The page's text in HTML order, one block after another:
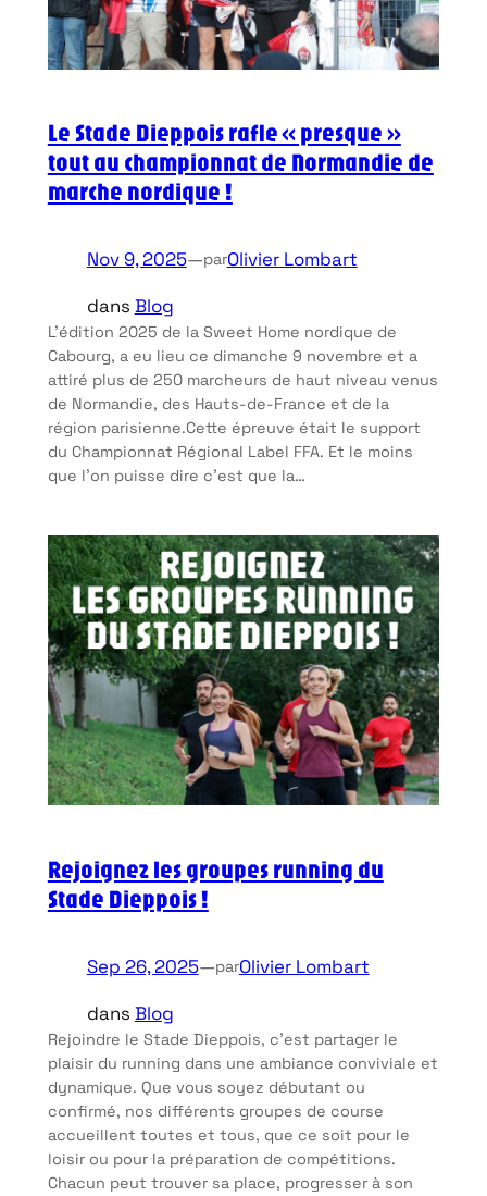
Le Stade Dieppois rafle « presque »
tout au championnat de Normandie de
marche nordique !
Nov 9, 2025—parOlivier Lombart
dans Blog
L’édition 2025 de la Sweet Home nordique de
Cabourg, a eu lieu ce dimanche 9 novembre et a
attiré plus de 250 marcheurs de haut niveau venus
de Normandie, des Hauts-de-France et de la
région parisienne.Cette épreuve était le support
du Championnat Régional Label FFA. Et le moins
que l’on puisse dire c’est que la…
Rejoignez les groupes running du
Stade Dieppois !
Sep 26, 2025—parOlivier Lombart
dans Blog
Rejoindre le Stade Dieppois, c’est partager le
plaisir du running dans une ambiance conviviale et
dynamique. Que vous soyez débutant ou
confirmé, nos différents groupes de course
accueillent toutes et tous, que ce soit pour le
loisir ou pour la préparation de compétitions.
Chacun peut trouver sa place, progresser à son